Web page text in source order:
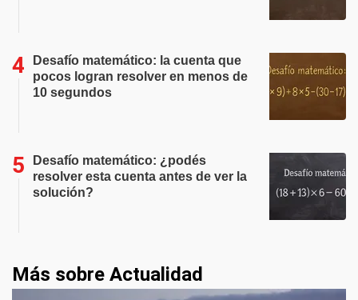
Desafío matemático: la cuenta que
pocos logran resolver en menos de
10 segundos
Desafío matemático: ¿podés
resolver esta cuenta antes de ver la
solución?
Más sobre Actualidad